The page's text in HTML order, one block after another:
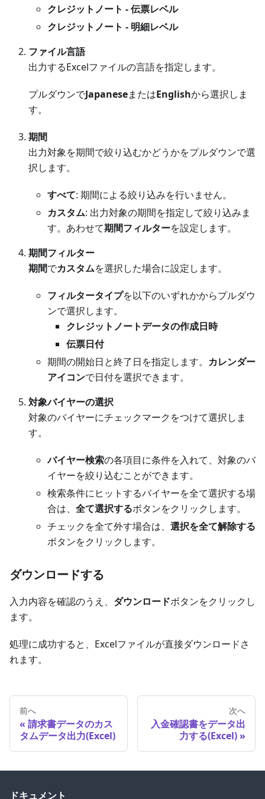
クレジットノート - 伝票レベル
クレジットノート - 明細レベル
ファイル言語
出力するExcelファイルの言語を指定します。
プルダウンでJapaneseまたはEnglishから選択しま
す。
期間
出力対象を期間で絞り込むかどうかをプルダウンで選
択します。
すべて: 期間による絞り込みを行いません。
カスタム: 出力対象の期間を指定して絞り込みま
す。あわせて期間フィルターを設定します。
期間フィルター
期間でカスタムを選択した場合に設定します。
フィルタータイプを以下のいずれかからプルダウ
ンで選択します。
クレジットノートデータの作成日時
伝票日付
期間の開始日と終了日を指定します。 カレンダー
アイコンで日付を選択できます。
対象バイヤーの選択
対象のバイヤーにチェックマークをつけて選択しま
す。
バイヤー検索の各項目に条件を入れて、対象のバ
イヤーを絞り込むことができます。
検索条件にヒットするバイヤーを全て選択する場
合は、 全て選択するボタンをクリックします。
チェックを全て外す場合は、 選択を全て解除する
ボタンをクリックします。
ダウンロードする
入力内容を確認のうえ、 ダウンロードボタンをクリックし
ます。
処理に成功すると、Excelファイルが直接ダウンロードさ
れます。
前へ
請求書データのカス
タムデータ出力(Excel)
次へ
入金確認書をデータ出
力する(Excel)
ドキュメント